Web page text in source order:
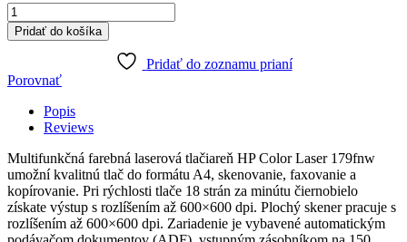
HP
Color
Laser
179FNW
4ZB97A
quantity
Pridať do košíka
Pridať do zoznamu prianí
Porovnať
Popis
Reviews
Multifunkčná farebná laserová tlačiareň HP Color Laser 179fnw
umožní kvalitnú tlač do formátu A4, skenovanie, faxovanie a
kopírovanie. Pri rýchlosti tlače 18 strán za minútu čiernobielo
získate výstup s rozlíšením až 600×600 dpi. Plochý skener pracuje s
rozlíšením až 600×600 dpi. Zariadenie je vybavené automatickým